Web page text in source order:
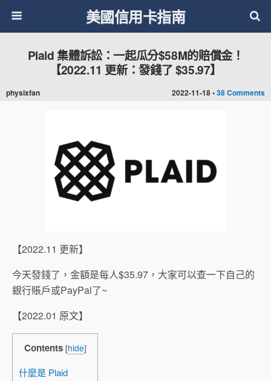
美國信用卡指南
2022-11-18 •38 Comments
Plaid 集體訴訟：一起瓜分$58M的賠償金！
【2022.11 更新：發錢了 $35.97】
physixfan
【2022.11 更新】
今天發錢了，金額是每人$35.97，大家可以查一下自己的
銀行賬戶或PayPal了~
【2022.01 原文】
Contents [hide]
什麼是 Plaid